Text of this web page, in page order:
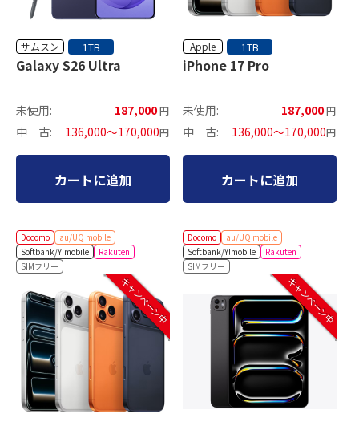
サムスン 1TB
Galaxy S26 Ultra
未使用: 187,000円
中 古: 136,000～170,000円
カートに追加
Apple 1TB
iPhone 17 Pro
未使用: 187,000円
中 古: 136,000～170,000円
カートに追加
Docomo
au/UQ mobile
Softbank/Y!mobile
Rakuten
SIMフリー
キャンペーン中
Docomo
au/UQ mobile
Softbank/Y!mobile
Rakuten
SIMフリー
キャンペーン中